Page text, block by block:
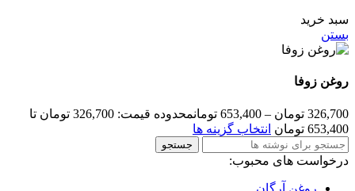
سبد خرید
بستن
روغن زوفا
326,700 تومان –
653,400 تومان
محدوده قیمت: 326,700 تومان تا
653,400 تومان
انتخاب گزینه ها
جستجو
درخواست های محبوب:
روغن آرگان